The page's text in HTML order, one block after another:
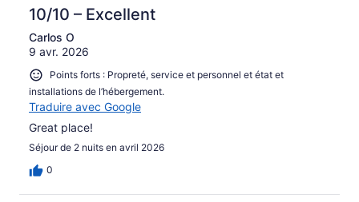
10/10 – Excellent
Carlos O
9 avr. 2026
Points forts : Propreté, service et personnel et état et
installations de l’hébergement.
Traduire avec Google
Great place!
Séjour de 2 nuits en avril 2026
0